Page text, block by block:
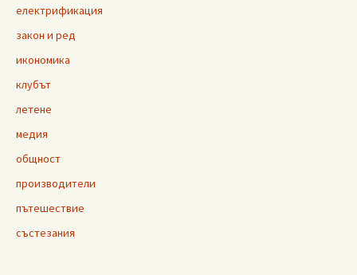
електрификация
закон и ред
икономика
клубът
летене
медия
общност
производители
пътешествие
състезания